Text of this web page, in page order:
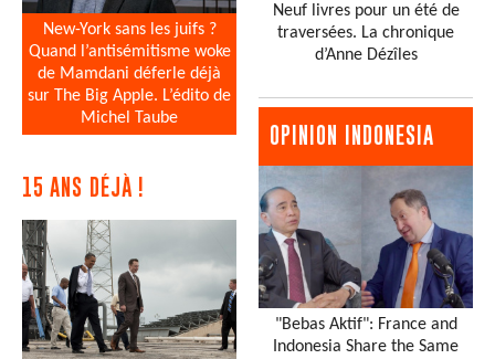
New-York sans les juifs ?
Quand l’antisémitisme woke
de Mamdani déferle déjà
sur The Big Apple. L’édito de
Michel Taube
15 ANS DÉJÀ !
Neuf livres pour un été de
traversées. La chronique
d’Anne Dézîles
OPINION INDONESIA
"Bebas Aktif": France and
Indonesia Share the Same